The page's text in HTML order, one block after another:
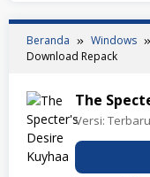
Beranda Windows
Download Repack
The
Versi: Terbaru